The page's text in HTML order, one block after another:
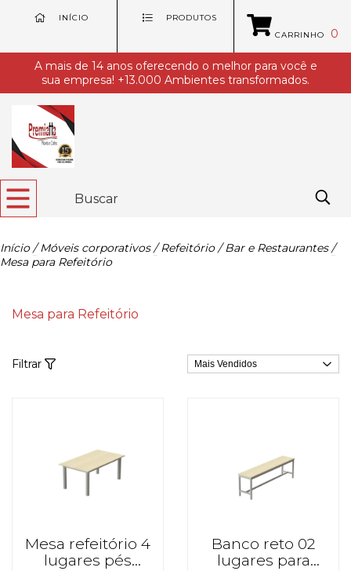
INÍCIO
PRODUTOS
CARRINHO
0
A mais de 14 anos oferecendo o melhor para você e
sua empresa! +13.000 Ambientes transformados.
Início / Móveis corporativos / Refeitório / Bar e Restaurantes/
Mesa para Refeitório
Mesa para Refeitório
Filtrar
Mesa refeitório 4
lugares pés
Banco reto 02
lugares para